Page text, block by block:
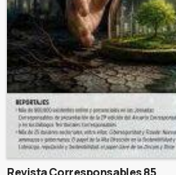
Revista Corresponsables 85